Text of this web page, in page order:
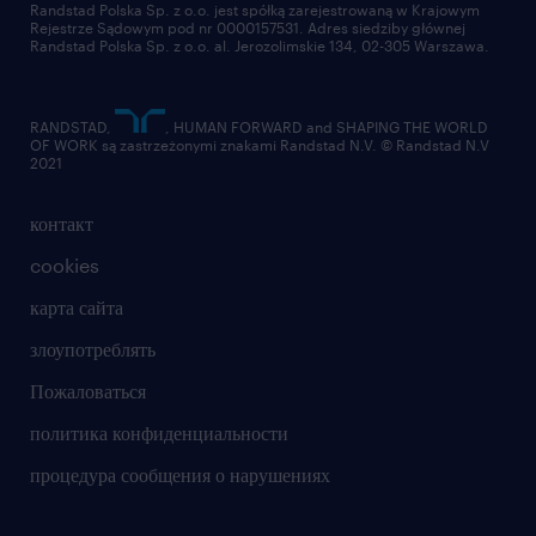
контакт
cookies
карта сайта
злоупотреблять
Пожаловаться
политика конфиденциальности
процедура сообщения о нарушениях
Randstad Polska Sp. z o.o. jest spółką zarejestrowaną w Krajowym
Rejestrze Sądowym pod nr 0000157531. Adres siedziby głównej
Randstad Polska Sp. z o.o. al. Jerozolimskie 134, 02-305 Warszawa.
RANDSTAD,
, HUMAN FORWARD and SHAPING THE WORLD
OF WORK są zastrzeżonymi znakami Randstad N.V. © Randstad N.V
2021